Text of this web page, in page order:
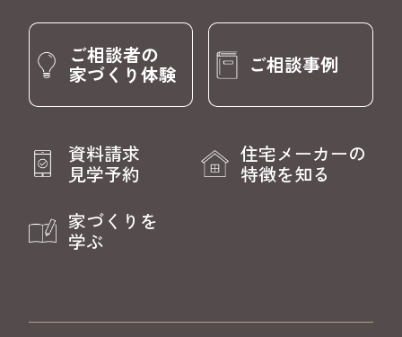
ご相談者の
家づくり体験 ご相談事例
資料請求
見学予約
住宅メーカーの
特徴を知る
家づくりを
学ぶ